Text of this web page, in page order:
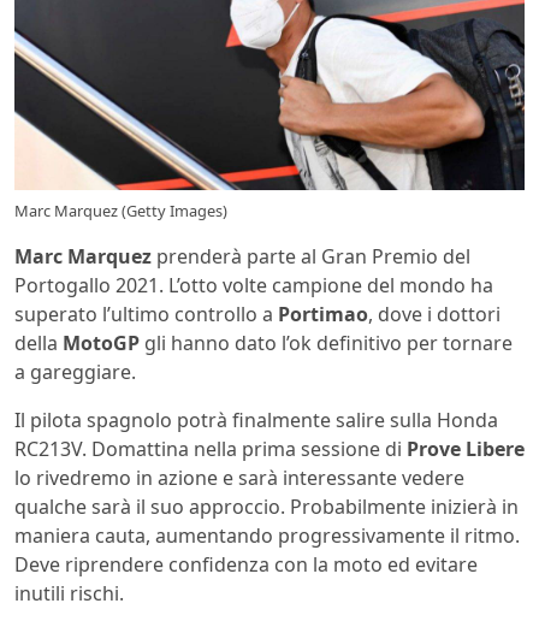
Marc Marquez (Getty Images)
Marc Marquez prenderà parte al Gran Premio del
Portogallo 2021. L’otto volte campione del mondo ha
superato l’ultimo controllo a Portimao, dove i dottori
della MotoGP gli hanno dato l’ok definitivo per tornare
a gareggiare.
Il pilota spagnolo potrà finalmente salire sulla Honda
RC213V. Domattina nella prima sessione di Prove Libere
lo rivedremo in azione e sarà interessante vedere
qualche sarà il suo approccio. Probabilmente inizierà in
maniera cauta, aumentando progressivamente il ritmo.
Deve riprendere confidenza con la moto ed evitare
inutili rischi.